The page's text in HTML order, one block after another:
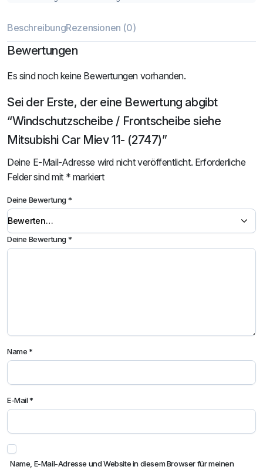
BeschreibungRezensionen (0)
Bewertungen
Es sind noch keine Bewertungen vorhanden.
Sei der Erste, der eine Bewertung abgibt
“Windschutzscheibe / Frontscheibe siehe
Mitsubishi Car Miev 11- (2747)”
Deine E-Mail-Adresse wird nicht veröffentlicht. Erforderliche
Felder sind mit * markiert
Deine Bewertung*
Deine Bewertung*
Name*
E-Mail*
Name, E-Mail-Adresse und Website in diesem Browser für meinen